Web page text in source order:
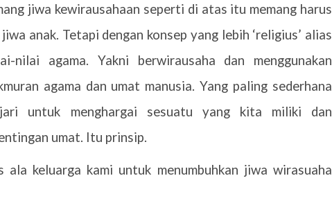
jiwa kewirausahaan seperti di atas itu memang harus
anak. Tetapi dengan konsep yang lebih ‘religius’ alias
nilai agama. Yakni berwirausaha dan menggunakan
agama dan umat manusia. Yang paling sederhana
untuk menghargai sesuatu yang kita miliki dan
umat. Itu prinsip.
keluarga kami untuk menumbuhkan jiwa wirasuaha